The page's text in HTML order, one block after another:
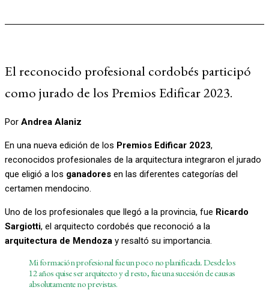
El reconocido profesional cordobés participó
como jurado de los Premios Edificar 2023.
Por Andrea Alaniz
En una nueva edición de los Premios Edificar 2023,
reconocidos profesionales de la arquitectura integraron el jurado
que eligió a los ganadores en las diferentes categorías del
certamen mendocino.
Uno de los profesionales que llegó a la provincia, fue Ricardo
Sargiotti, el arquitecto cordobés que reconoció a la
arquitectura de Mendoza y resaltó su importancia.
Mi formación profesional fue un poco no planificada. Desde los
12 años quise ser arquitecto y el resto, fue una sucesión de causas
absolutamente no previstas.